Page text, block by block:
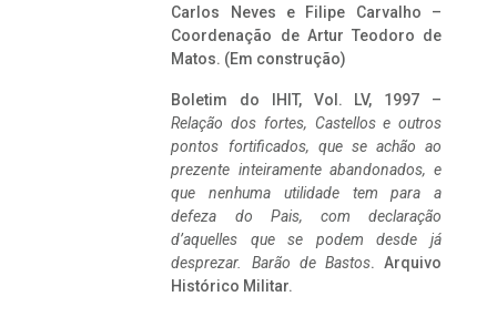
Carlos Neves e Filipe Carvalho –
Coordenação de Artur Teodoro de
Matos. (Em construção)
Boletim do IHIT, Vol. LV, 1997 –
Relação dos fortes, Castellos e outros
pontos fortificados, que se achão ao
prezente inteiramente abandonados, e
que nenhuma utilidade tem para a
defeza do Pais, com declaração
d’aquelles que se podem desde já
desprezar. Barão de Bastos. Arquivo
Histórico Militar.